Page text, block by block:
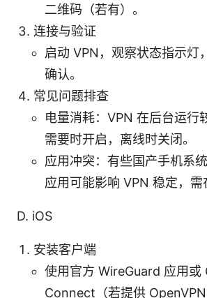
二维码（若有）。
连接与验证
启动 VPN，观察状态指示灯
确认。
常见问题排查
电量消耗：VPN 在后台运行
需要时开启，离线时关闭。
应用冲突：有些国产手机系
应用可能影响 VPN 稳定，需
D. iOS
安装客户端
使用官方 WireGuard 应用或
Connect（若提供 OpenVPN